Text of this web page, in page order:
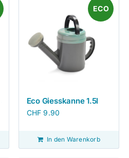
ECO
Eco Giesskanne 1.5l
CHF 9.90
In den Warenkorb